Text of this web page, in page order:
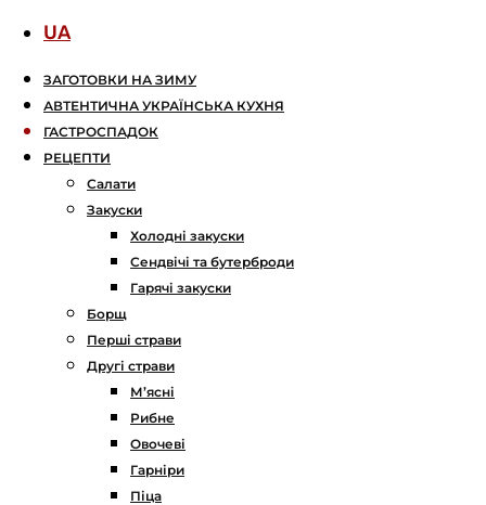
UA
ЗАГОТОВКИ НА ЗИМУ
АВТЕНТИЧНА УКРАЇНСЬКА КУХНЯ
ГАСТРОСПАДОК
РЕЦЕПТИ
Салати
Закуски
Холодні закуски
Сендвічі та бутерброди
Гарячі закуски
Борщ
Перші страви
Другі страви
М’ясні
Рибне
Овочеві
Гарніри
Піца